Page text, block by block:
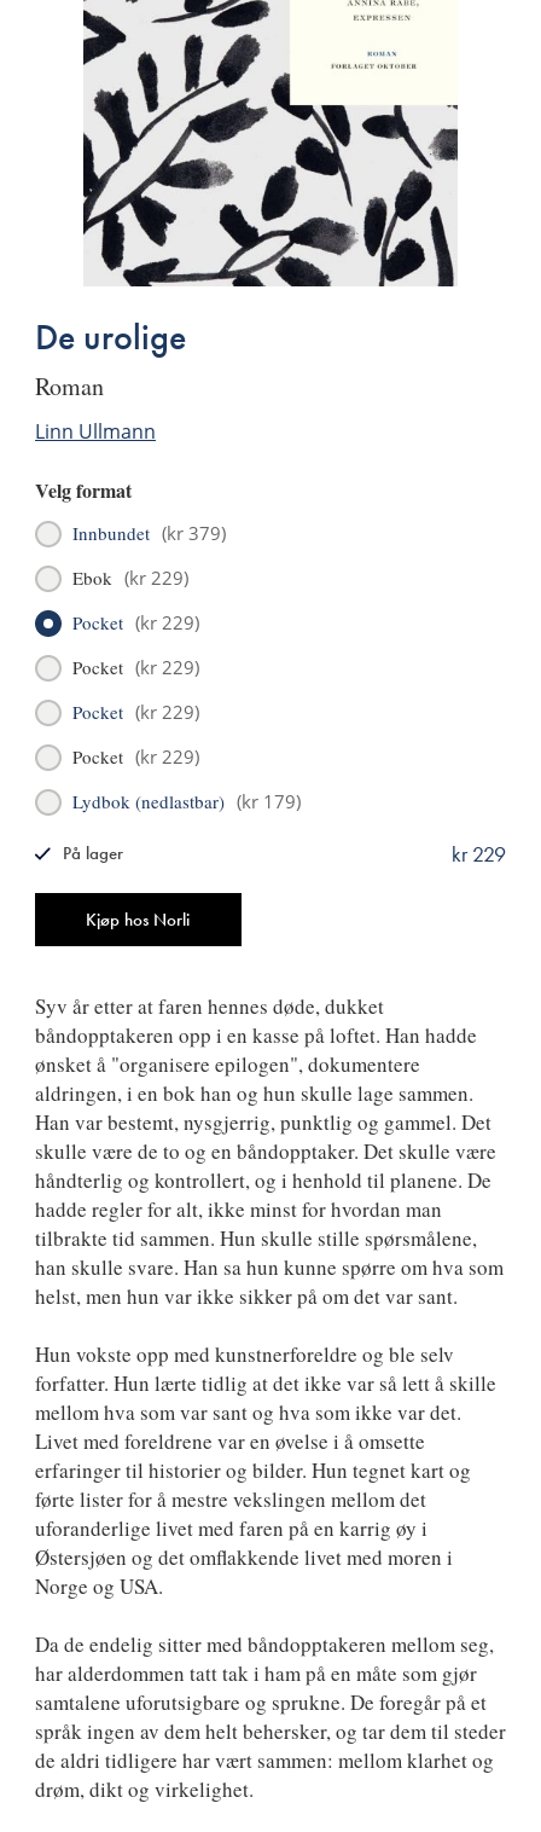
De urolige
roman
Linn Ullmann
Velg format
Innbundet (kr 379)
Ebok (kr 229)
Pocket (kr 229)
Pocket (kr 229)
Pocket (kr 229)
Pocket (kr 229)
Lydbok (nedlastbar) (kr 179)
Kjøp hos Norli
kr 229
På lager
Syv år etter at faren hennes døde, dukket
båndopptakeren opp i en kasse på loftet. Han hadde
ønsket å "organisere epilogen", dokumentere
aldringen, i en bok han og hun skulle lage sammen.
Han var bestemt, nysgjerrig, punktlig og gammel. Det
skulle være de to og en båndopptaker. Det skulle være
håndterlig og kontrollert, og i henhold til planene. De
hadde regler for alt, ikke minst for hvordan man
tilbrakte tid sammen. Hun skulle stille spørsmålene,
han skulle svare. Han sa hun kunne spørre om hva som
helst, men hun var ikke sikker på om det var sant.
Hun vokste opp med kunstnerforeldre og ble selv
forfatter. Hun lærte tidlig at det ikke var så lett å skille
mellom hva som var sant og hva som ikke var det.
Livet med foreldrene var en øvelse i å omsette
erfaringer til historier og bilder. Hun tegnet kart og
førte lister for å mestre vekslingen mellom det
uforanderlige livet med faren på en karrig øy i
Østersjøen og det omflakkende livet med moren i
Norge og USA.
Da de endelig sitter med båndopptakeren mellom seg,
har alderdommen tatt tak i ham på en måte som gjør
samtalene uforutsigbare og sprukne. De foregår på et
språk ingen av dem helt behersker, og tar dem til steder
de aldri tidligere har vært sammen: mellom klarhet og
drøm, dikt og virkelighet.